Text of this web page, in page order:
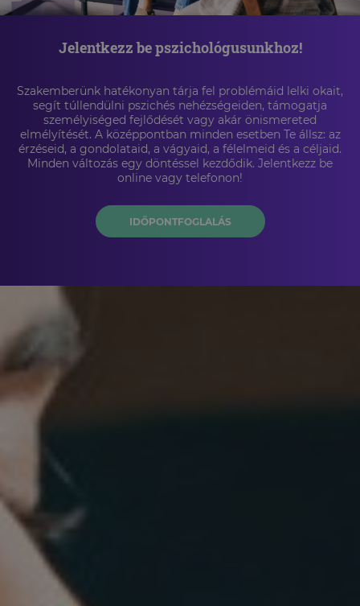
Jelentkezz be pszichológusunkhoz!
Szakemberünk hatékonyan tárja fel problémáid lelki okait,
segít túllendülni pszichés nehézségeiden, támogatja
személyiséged fejlődését vagy akár önismereted
elmélyítését. A középpontban minden esetben Te állsz: az
érzéseid, a gondolataid, a vágyaid, a félelmeid és a céljaid.
Minden változás egy döntéssel kezdődik. Jelentkezz be
online vagy telefonon!
IDŐPONTFOGLALÁS